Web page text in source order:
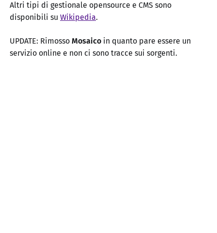
Altri tipi di gestionale opensource e CMS sono
disponibili su Wikipedia.
UPDATE: Rimosso Mosaico in quanto pare essere un
servizio online e non ci sono tracce sui sorgenti.